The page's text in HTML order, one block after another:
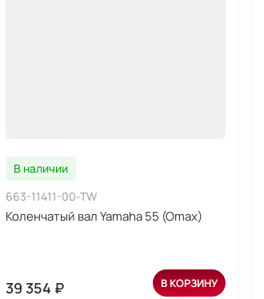
В наличии
663-11411-00-TW
Коленчатый вал Yamaha 55 (Omax)
39 354 ₽ В КОРЗИНУ